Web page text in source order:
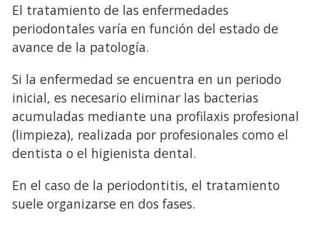
El tratamiento de las enfermedades
periodontales varía en función del estado de
avance de la patología.
Si la enfermedad se encuentra en un periodo
inicial, es necesario eliminar las bacterias
acumuladas mediante una profilaxis profesional
(limpieza), realizada por profesionales como el
dentista o el higienista dental.
En el caso de la periodontitis, el tratamiento
suele organizarse en dos fases.